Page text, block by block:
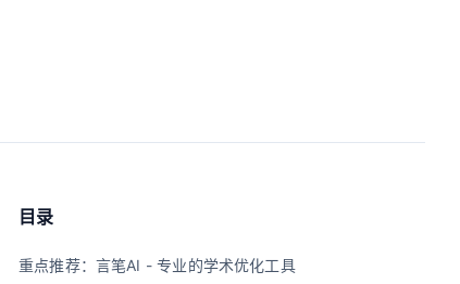
目录
重点推荐：言笔AI - 专业的学术优化工具